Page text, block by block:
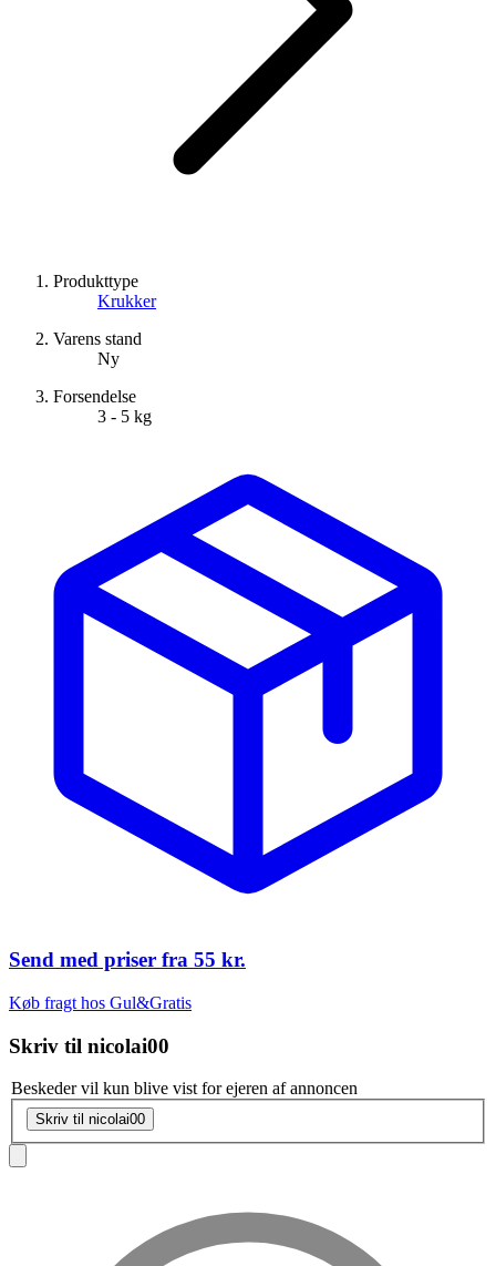
Produkttype
Krukker
Varens stand
Ny
Forsendelse
3 - 5 kg
Send med priser fra 55 kr.
Køb fragt hos Gul&Gratis
Skriv til nicolai00
Beskeder vil kun blive vist for ejeren af annoncen
Skriv til nicolai00